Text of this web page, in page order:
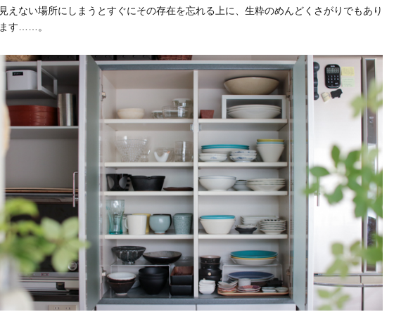
見えない場所にしまうとすぐにその存在を忘れる上に、生粋のめんどくさがりでもあり
ます……。